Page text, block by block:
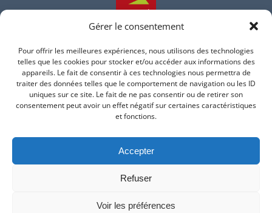
Gérer le consentement
Pour offrir les meilleures expériences, nous utilisons des technologies
telles que les cookies pour stocker et/ou accéder aux informations des
appareils. Le fait de consentir à ces technologies nous permettra de
traiter des données telles que le comportement de navigation ou les ID
uniques sur ce site. Le fait de ne pas consentir ou de retirer son
consentement peut avoir un effet négatif sur certaines caractéristiques
et fonctions.
Accepter
Refuser
Voir les préférences
L'intercommunalité
Intramuros
Suivez-nous sur Facebook
Site